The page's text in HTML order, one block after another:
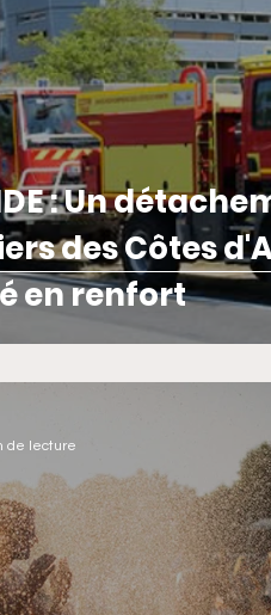
MER
: Un
des Côtes
en renfort
de lecture